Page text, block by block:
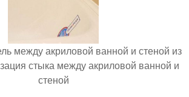
между акриловой ванной и стеной из
стыка между акриловой ванной и
стеной